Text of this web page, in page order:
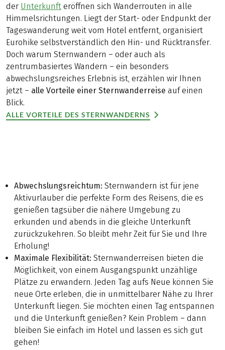
der Unterkunft eröffnen sich Wanderrouten in alle
Himmelsrichtungen. Liegt der Start- oder Endpunkt der
Tageswanderung weit vom Hotel entfernt, organisiert
Eurohike selbstverständlich den Hin- und Rücktransfer.
Doch warum Sternwandern – oder auch als
zentrumbasiertes Wandern – ein besonders
abwechslungsreiches Erlebnis ist, erzählen wir Ihnen
jetzt – alle Vorteile einer Sternwanderreise auf einen
Blick.
ALLE VORTEILE DES STERNWANDERNS
Abwechslungsreichtum: Sternwandern ist für jene
Aktivurlauber die perfekte Form des Reisens, die es
genießen tagsüber die nähere Umgebung zu
erkunden und abends in die gleiche Unterkunft
zurückzukehren. So bleibt mehr Zeit für Sie und Ihre
Erholung!
Maximale Flexibilität: Sternwanderreisen bieten die
Möglichkeit, von einem Ausgangspunkt unzählige
Plätze zu erwandern. Jeden Tag aufs Neue können Sie
neue Orte erleben, die in unmittelbarer Nähe zu Ihrer
Unterkunft liegen. Sie möchten einen Tag entspannen
und die Unterkunft genießen? Kein Problem – dann
bleiben Sie einfach im Hotel und lassen es sich gut
gehen!